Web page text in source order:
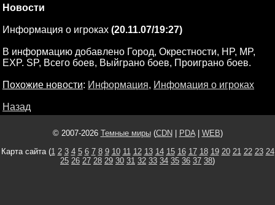
Новости
Информация о игроках (20.11.07/19:27)
В информацию добавлено Город, Окрестности, HP, MP,
EXP. SP, Всего боев, Выйграно боев, Проиграно боев.
Похожие новости: Информация, Инфомация о игроках
Назад
© 2007-2026 Темные миры(CDN PDA| WEB)
Карта сайта (1 2 3 4 5 6 7 8 9 10 11 12 13 14 15 16 17 18 19 20 21 22 23 24
25 26 27 28 29 30 31 32 33 34 35 36 37 38)